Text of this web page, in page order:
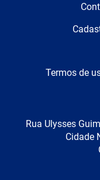
Termos de
Rua Ulysses
Cidade